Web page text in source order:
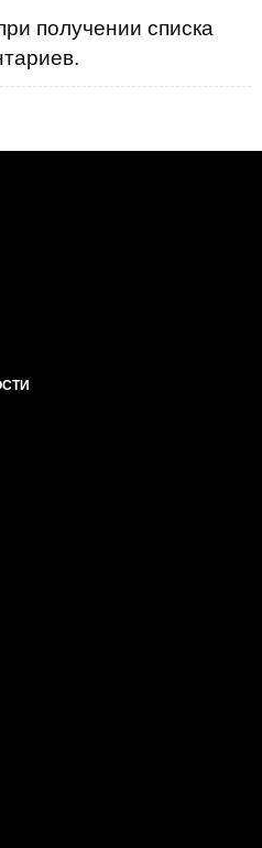
получении списка